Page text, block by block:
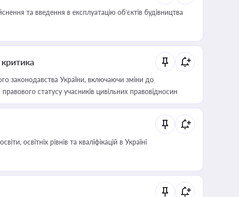
та введення в експлуатацію об’єктів будівництва
законодавства України, включаючи зміни до
статусу учасників цивільних правовідносин
освітніх рівнів та кваліфікацій в Україні